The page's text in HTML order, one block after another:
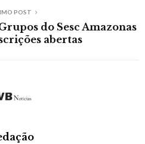
POST
do Sesc Amazonas
abertas